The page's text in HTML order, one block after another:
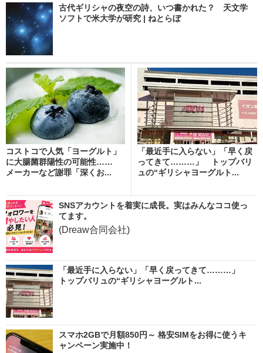
古代ギリシャの夜空の詩、いつ書かれた？ 天文学
ソフトで米大学が研究 | ねとらぼ
コストコで人気「ヨーグルト」
に大腸菌群陽性の可能性……
メーカーなど謝罪「深くお...
「最近手に入らない」「早く戻
ってきて………」 トップバリ
ュの“ギリシャヨーグルト...
SNSアカウントを着実に成長。実はみんなココ使っ
てます。
(Dreaw合同会社)
「最近手に入らない」「早く戻ってきて………」
トップバリュの“ギリシャヨーグルト...
スマホ2GBで月額850円～ 格安SIMをお得に使うキ
ャンペーン実施中！